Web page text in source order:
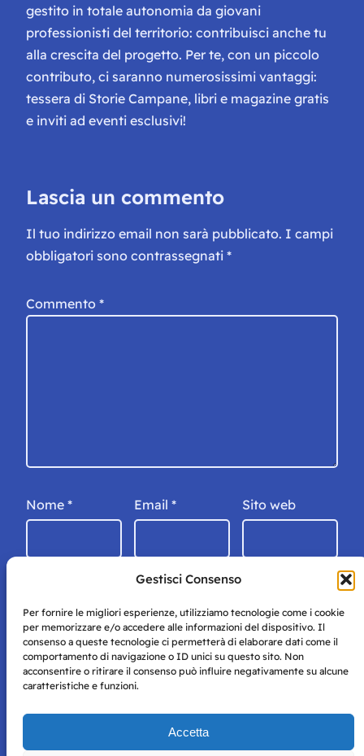
Gestisci Consenso
Per fornire le migliori esperienze, utilizziamo tecnologie come i cookie
per memorizzare e/o accedere alle informazioni del dispositivo. Il
consenso a queste tecnologie ci permetterà di elaborare dati come il
comportamento di navigazione o ID unici su questo sito. Non
acconsentire o ritirare il consenso può influire negativamente su alcune
caratteristiche e funzioni.
Accetta
gestito in totale autonomia da giovani
professionisti del territorio: contribuisci anche tu
alla crescita del progetto. Per te, con un piccolo
contributo, ci saranno numerosissimi vantaggi:
tessera di Storie Campane, libri e magazine gratis
e inviti ad eventi esclusivi!
Lascia un commento
Il tuo indirizzo email non sarà pubblicato. I campi
obbligatori sono contrassegnati *
Commento *
Nome * Email * Sito web
Storie di Napoli è una testata registrata presso il tribunale di